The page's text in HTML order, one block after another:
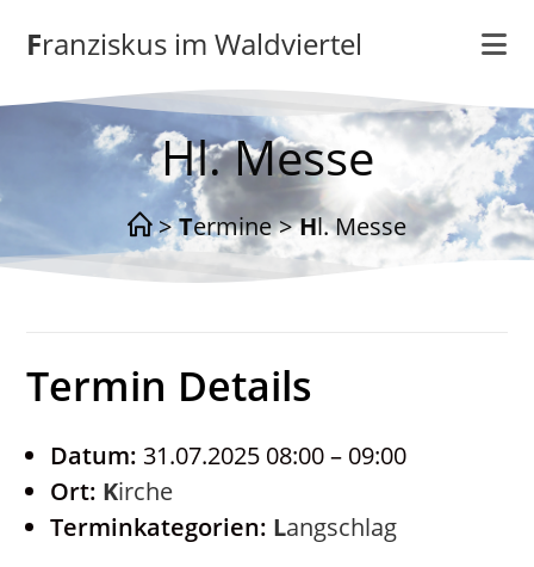
Inhalt
springenFranziskus im Waldviertel
Hl. Messe
> Termine > Hl. Messe
Termin Details
Datum: 31.07.2025 08:00– 09:00
Ort:
Kirche
Terminkategorien:
Langschlag